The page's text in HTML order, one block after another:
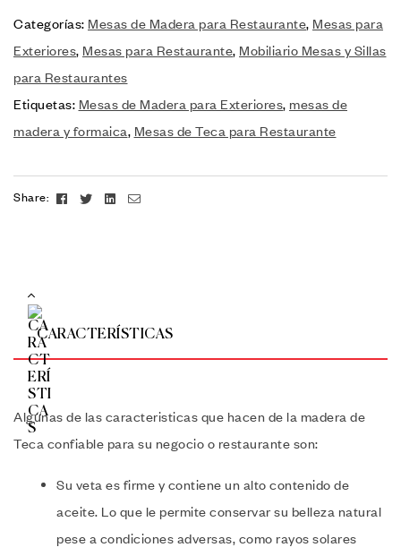
Categorías: Mesas de Madera para Restaurante, Mesas para
Exteriores, Mesas para Restaurante, Mobiliario Mesas y Sillas
para Restaurantes
Etiquetas: Mesas de Madera para Exteriores, mesas de
madera y formaica, Mesas de Teca para Restaurante
Share: FacebookTwitterLinkedin
Email
CARACTERÍSTICAS
Algunas de las caracteristicas que hacen de la madera de
Teca confiable para su negocio o restaurante son:
Su veta es firme y contiene un alto contenido de
aceite. Lo que le permite conservar su belleza natural
pese a condiciones adversas, como rayos solares